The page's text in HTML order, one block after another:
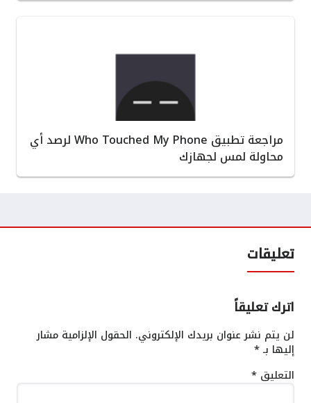
مراجعة تطبيق Who Touched My Phone لرصد أي
محاولة لمس لجهازك
تعليقات
اترك تعليقاً
لن يتم نشر عنوان بريدك الإلكتروني. الحقول الإلزامية مشار
إليها بـ*
التعليق *